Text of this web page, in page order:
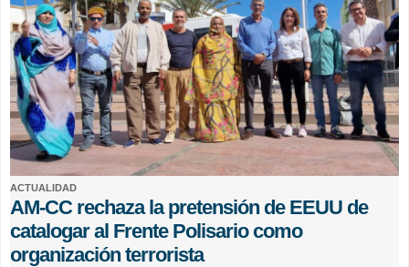
ACTUALIDAD
AM-CC rechaza la pretensión de EEUU de
catalogar al Frente Polisario como
organización terrorista